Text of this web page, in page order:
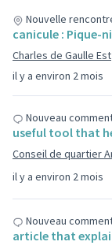
il y a environ 2 mois
Nouvelle
canicule : Pique-
Charles de Gaulle Est
il y a environ 2 mois
Nouveau
useful tool that
Conseil de quartier
Nouveau
article that